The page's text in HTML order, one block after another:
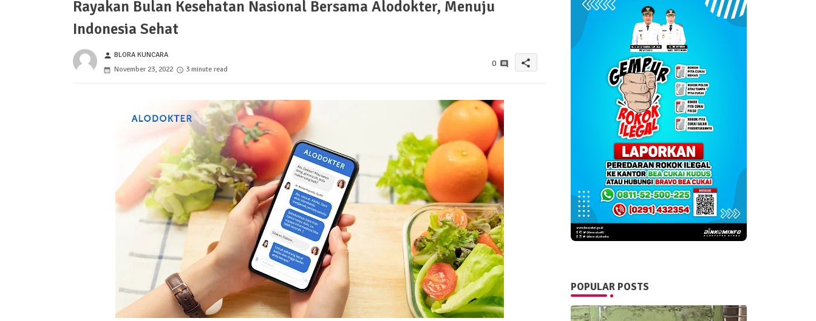
Rayakan Bulan Kesehatan Nasional Bersama Alodokter, Menuju
Indonesia Sehat
person BLORA KUNCARA
November 23, 2022
3 minute read
0 share
POPULAR POSTS